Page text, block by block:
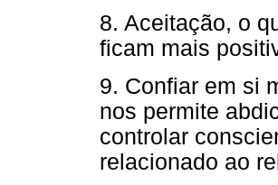
8. Aceitação, o
ficam mais
9. Confiar em si
nos permite
controlar
relacionado ao